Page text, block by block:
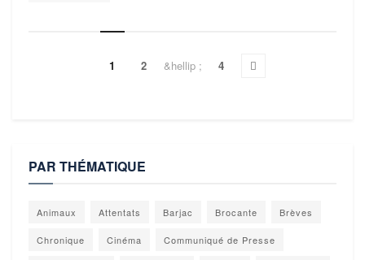
1 2 &hellip ; 4
PAR THÉMATIQUE
Animaux Attentats Barjac Brocante Brèves
Chronique Cinéma Communiqué de Presse